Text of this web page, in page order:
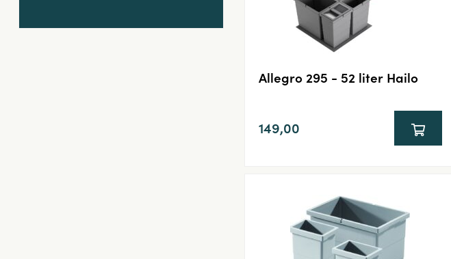
Allegro 295 - 52 liter Hailo
149,00